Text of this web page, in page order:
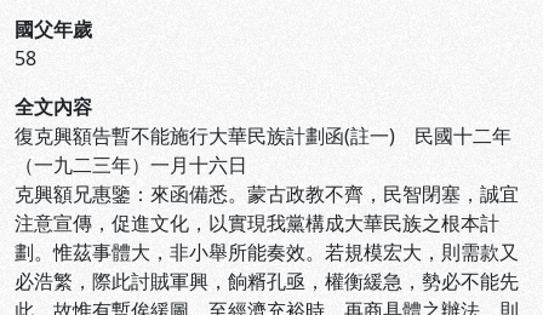
國父年歲
58
全文內容
復克興額告暫不能施行大華民族計劃函(註一) 民國十二年
（一九二三年）一月十六日
克興額兄惠鑒：來函備悉。蒙古政教不齊，民智閉塞，誠宜
注意宣傳，促進文化，以實現我黨構成大華民族之根本計
劃。惟茲事體大，非小舉所能奏效。若規模宏大，則需款又
必浩繁，際此討賊軍興，餉糈孔亟，權衡緩急，勢必不能先